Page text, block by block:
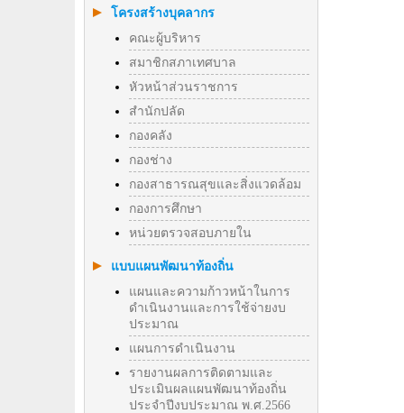
โครงสร้างบุคลากร
คณะผู้บริหาร
สมาชิกสภาเทศบาล
หัวหน้าส่วนราชการ
สำนักปลัด
กองคลัง
กองช่าง
กองสาธารณสุขและสิ่งแวดล้อม
กองการศึกษา
หน่วยตรวจสอบภายใน
แบบแผนพัฒนาท้องถิ่น
แผนและความก้าวหน้าในการ
ดำเนินงานและการใช้จ่ายงบ
ประมาณ
แผนการดำเนินงาน
รายงานผลการติดตามและ
ประเมินผลแผนพัฒนาท้องถิ่น
ประจำปีงบประมาณ พ.ศ.2566